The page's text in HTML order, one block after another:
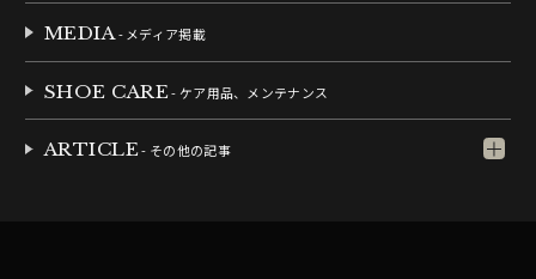
MEDIA- メディア掲載
SHOE CARE- ケア用品、メンテナンス
ARTICLE- その他の記事